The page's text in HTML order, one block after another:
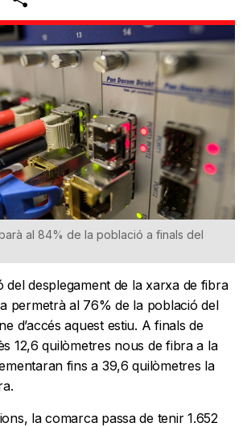
al 84% de la població a finals del
del desplegament de la xarxa de fibra
permetrà al 76% de la població del
d’accés aquest estiu. A finals de
12,6 quilòmetres nous de fibra a la
fins a 39,6 quilòmetres la
la comarca passa de tenir 1.652